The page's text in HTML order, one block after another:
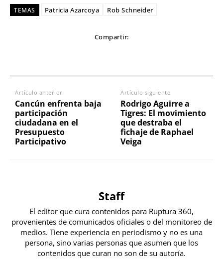
TEMAS Patricia Azarcoya Rob Schneider
Compartir:
Artículo anterior
Cancún enfrenta baja
participación
ciudadana en el
Presupuesto
Participativo
Artículo siguiente
Rodrigo Aguirre a
Tigres: El movimiento
que destraba el
fichaje de Raphael
Veiga
Staff
El editor que cura contenidos para Ruptura 360,
provenientes de comunicados oficiales o del monitoreo de
medios. Tiene experiencia en periodismo y no es una
persona, sino varias personas que asumen que los
contenidos que curan no son de su autoría.